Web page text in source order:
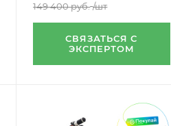
149 400руб. /шт
СВЯЗАТЬСЯ С
ЭКСПЕРТОМ